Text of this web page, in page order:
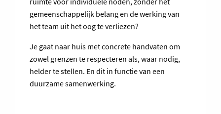
gemeenschappelijk belang en de werking van
het team uit het oog te verliezen?
Je gaat naar huis met concrete handvaten om
zowel grenzen te respecteren als, waar nodig,
helder te stellen. En dit in functie van een
duurzame samenwerking.